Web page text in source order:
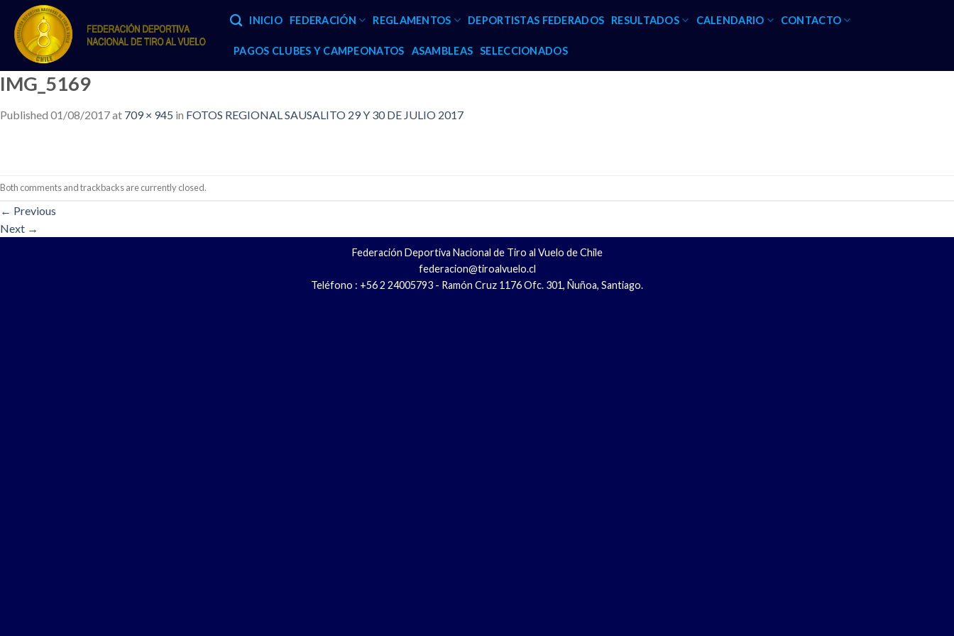
content
INICIO FEDERACIÓN REGLAMENTOS DEPORTISTAS FEDERADOS RESULTADOS CALENDARIO CONTACTO
PAGOS CLUBES Y CAMPEONATOS ASAMBLEAS SELECCIONADOS
IMG_5169
Published 01/08/2017at 709 × 945 in FOTOS REGIONAL SAUSALITO 29 Y 30 DE JULIO 2017
Both comments and trackbacks are currently closed.
← Previous
Next →
Federación Deportiva Nacional de Tiro al Vuelo de Chile
federacion@tiroalvuelo.cl
Teléfono : +56 2 24005793 - Ramón Cruz 1176 Ofc. 301, Ñuñoa, Santiago.